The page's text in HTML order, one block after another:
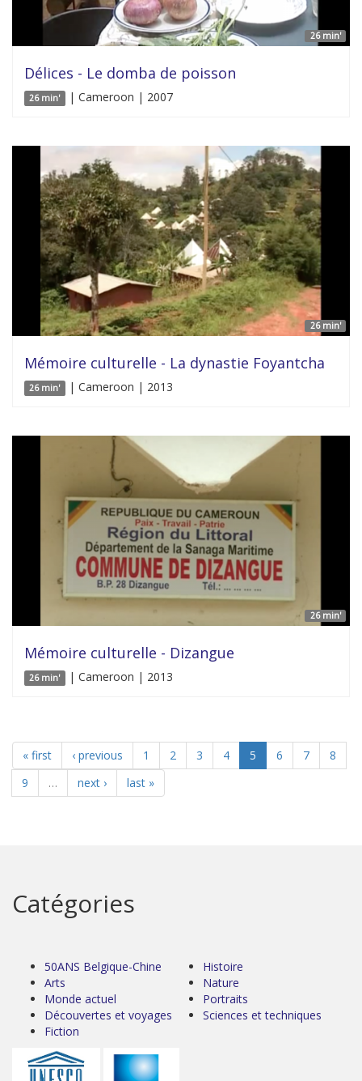
26 min'
Délices - Le domba de poisson
26 min' | Cameroon | 2007
26 min'
Mémoire culturelle - La dynastie Foyantcha
26 min' | Cameroon | 2013
26 min'
Mémoire culturelle - Dizangue
26 min' | Cameroon | 2013
« first ‹ previous 1 2 3 4 5 6 7
8
9
… next › last »
Catégories
50ANS Belgique-Chine
Arts
Monde actuel
Découvertes et voyages
Fiction
Histoire
Nature
Portraits
Sciences et techniques